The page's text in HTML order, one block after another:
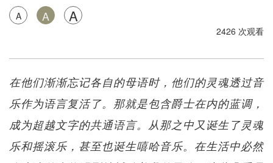
A A A
2426 次观看
在他们渐渐忘记各自的母语时，他们的灵魂透过音
乐作为语言复活了。那就是包含爵士在内的蓝调，
成为超越文字的共通语言。从那之中又诞生了灵魂
乐和摇滚乐，甚至也诞生嘻哈音乐。在生活中必然